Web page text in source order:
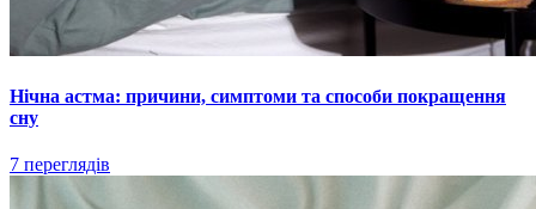
Нічна астма: причини, симптоми та способи покращення
сну
7 переглядів